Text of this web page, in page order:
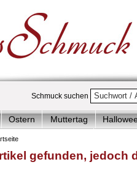
Schmuck suchen
Ostern Muttertag
Komplett-Angebote
- Kinder & Jugendlich
Leder Armband 21cm
gefunden, jedoch